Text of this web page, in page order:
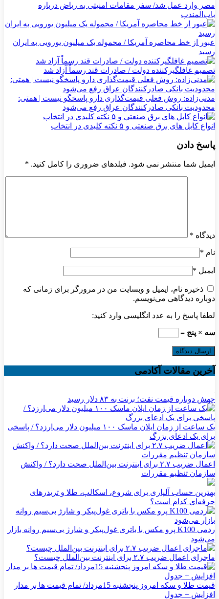
مصر وارد عمل شد/ سفر مقامات امنیتی به ریاض درباره
باب‌المندب
عبور از خط محاصره آمریکا / محموله یک میلیون یورویی به ایران
رسید
تصمیم غافلگیرکننده دولت / صادرات قند رسماً آزاد شد
مدنی‌زاده: روش فعلی قیمت‌گذاری دارو پاسخگو نیست | همتی:
محدودیت بانکی صادرکنندگان عراق رفع می‌شود
انواع کابل های برق صنعتی و ۵ نکته کلیدی در انتخاب
پاسخ دادن
ایمیل شما منتشر نمی شود. فیلدهای ضروری را کامل کنید. *
دیدگاه *
نام *
ایمیل *
ذخیره نام، ایمیل و وبسایت من در مرورگر برای زمانی که
دوباره دیدگاهی می‌نویسم.
لطفا پاسخ را به عدد انگلیسی وارد کنید:
سه × پنج =
آخرین مقالات آکادمی
جهش دوباره قیمت نفت؛ برنت به ۸۳ دلار رسید
یک ساعت از زمان ایلان ماسک ۱۰۰ میلیون دلار می‌ارزد؟ / پاسخی
برای یک ادعای بزرگ
اعمال ضریب ۲.۷ برای اینترنت بین‌الملل صحت دارد؟ / واکنش
سازمان تنظیم مقررات
بهترین حساب آلپاری برای شروع، اسکالپ، طلا و تریدرهای
حرفه‌ای کدام است؟
ردمی K100 پرو مکس با باتری غول‌پیکر و شارژ بی‌سیم روانه بازار
می‌شود
ماجرای اعمال ضریب ۲.۷ برای اینترنت بین‌الملل چیست؟
قیمت طلا و سکه امروز پنجشنبه 15مرداد/ تمام قیمت ها بر مدار
افزایش + جدول